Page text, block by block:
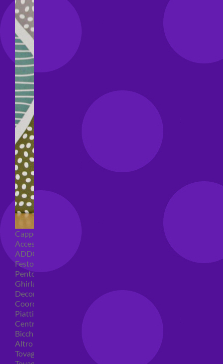
Cappellini per feste
Accessori per feste
ADDOBBI COMPLEANNO
Festoni compleanno
Pentolacce
Ghirlande decorative
Decorazioni tavola
Coordinati tavola per feste
Piatti compleanno
Centrotavola
Bicchieri feste
Altro
Tovaglioli